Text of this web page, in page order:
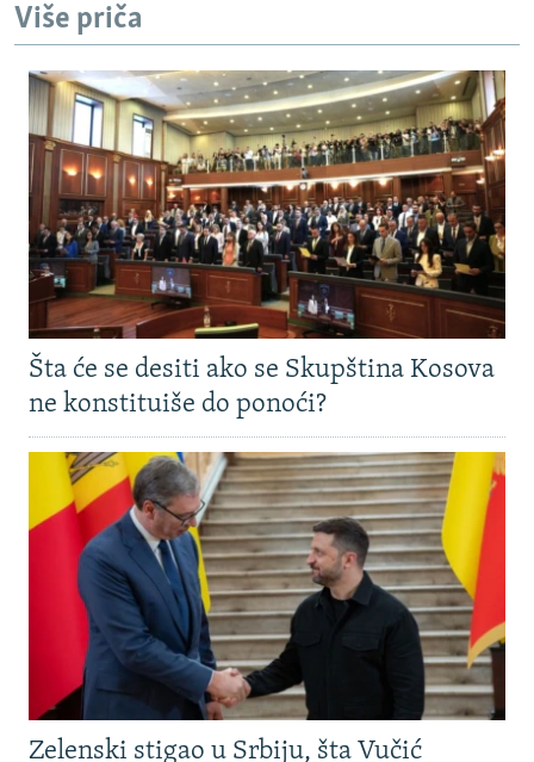
Više priča
Šta će se desiti ako se Skupština Kosova
ne konstituiše do ponoći?
Zelenski stigao u Srbiju, šta Vučić